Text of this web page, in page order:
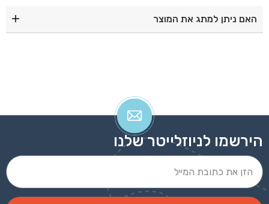
האם ניתן למתג את המוצר
הירשמו לניוזלייטר שלנו